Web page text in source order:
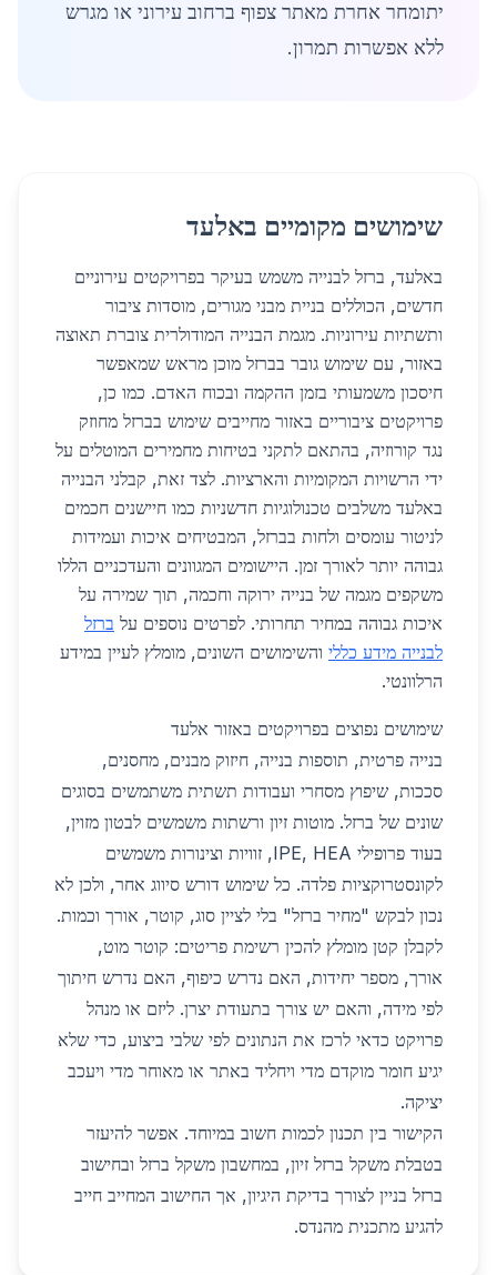
יתומחר אחרת מאתר צפוף ברחוב עירוני או מגרש
ללא אפשרות תמרון.
שימושים מקומיים באלעד
באלעד, ברזל לבנייה משמש בעיקר בפרויקטים עירוניים
חדשים, הכוללים בניית מבני מגורים, מוסדות ציבור
ותשתיות עירוניות. מגמת הבנייה המודולרית צוברת תאוצה
באזור, עם שימוש גובר בברזל מוכן מראש שמאפשר
חיסכון משמעותי בזמן ההקמה ובכוח האדם. כמו כן,
פרויקטים ציבוריים באזור מחייבים שימוש בברזל מחוזק
נגד קורוזיה, בהתאם לתקני בטיחות מחמירים המוטלים על
ידי הרשויות המקומיות והארציות. לצד זאת, קבלני הבנייה
באלעד משלבים טכנולוגיות חדשניות כמו חיישנים חכמים
לניטור עומסים ולחות בברזל, המבטיחים איכות ועמידות
גבוהה יותר לאורך זמן. היישומים המגוונים והעדכניים הללו
משקפים מגמה של בנייה ירוקה וחכמה, תוך שמירה על
איכות גבוהה במחיר תחרותי. לפרטים נוספים על ברזל
לבנייה מידע כללי והשימושים השונים, מומלץ לעיין במידע
הרלוונטי.
שימושים נפוצים בפרויקטים באזור אלעד
בנייה פרטית, תוספות בנייה, חיזוק מבנים, מחסנים,
סככות, שיפוץ מסחרי ועבודות תשתית משתמשים בסוגים
שונים של ברזל. מוטות זיון ורשתות משמשים לבטון מזוין,
בעוד פרופילי IPE, HEA, זוויות וצינורות משמשים
לקונסטרוקציות פלדה. כל שימוש דורש סיווג אחר, ולכן לא
נכון לבקש "מחיר ברזל" בלי לציין סוג, קוטר, אורך וכמות.
לקבלן קטן מומלץ להכין רשימת פריטים: קוטר מוט,
אורך, מספר יחידות, האם נדרש כיפוף, האם נדרש חיתוך
לפי מידה, והאם יש צורך בתעודת יצרן. ליזם או מנהל
פרויקט כדאי לרכז את הנתונים לפי שלבי ביצוע, כדי שלא
יגיע חומר מוקדם מדי ויחליד באתר או מאוחר מדי ויעכב
יציקה.
הקישור בין תכנון לכמות חשוב במיוחד. אפשר להיעזר
בטבלת משקל ברזל זיון, במחשבון משקל ברזל ובחישוב
ברזל בניין לצורך בדיקת היגיון, אך החישוב המחייב חייב
להגיע מתכנית מהנדס.